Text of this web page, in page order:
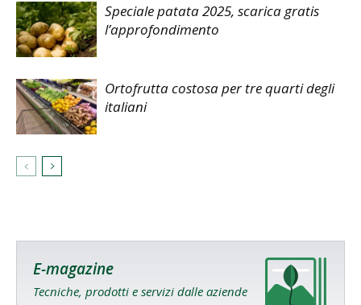
Speciale patata 2025, scarica gratis
l’approfondimento
Ortofrutta costosa per tre quarti degli
italiani
E-magazine
Tecniche, prodotti e servizi dalle aziende